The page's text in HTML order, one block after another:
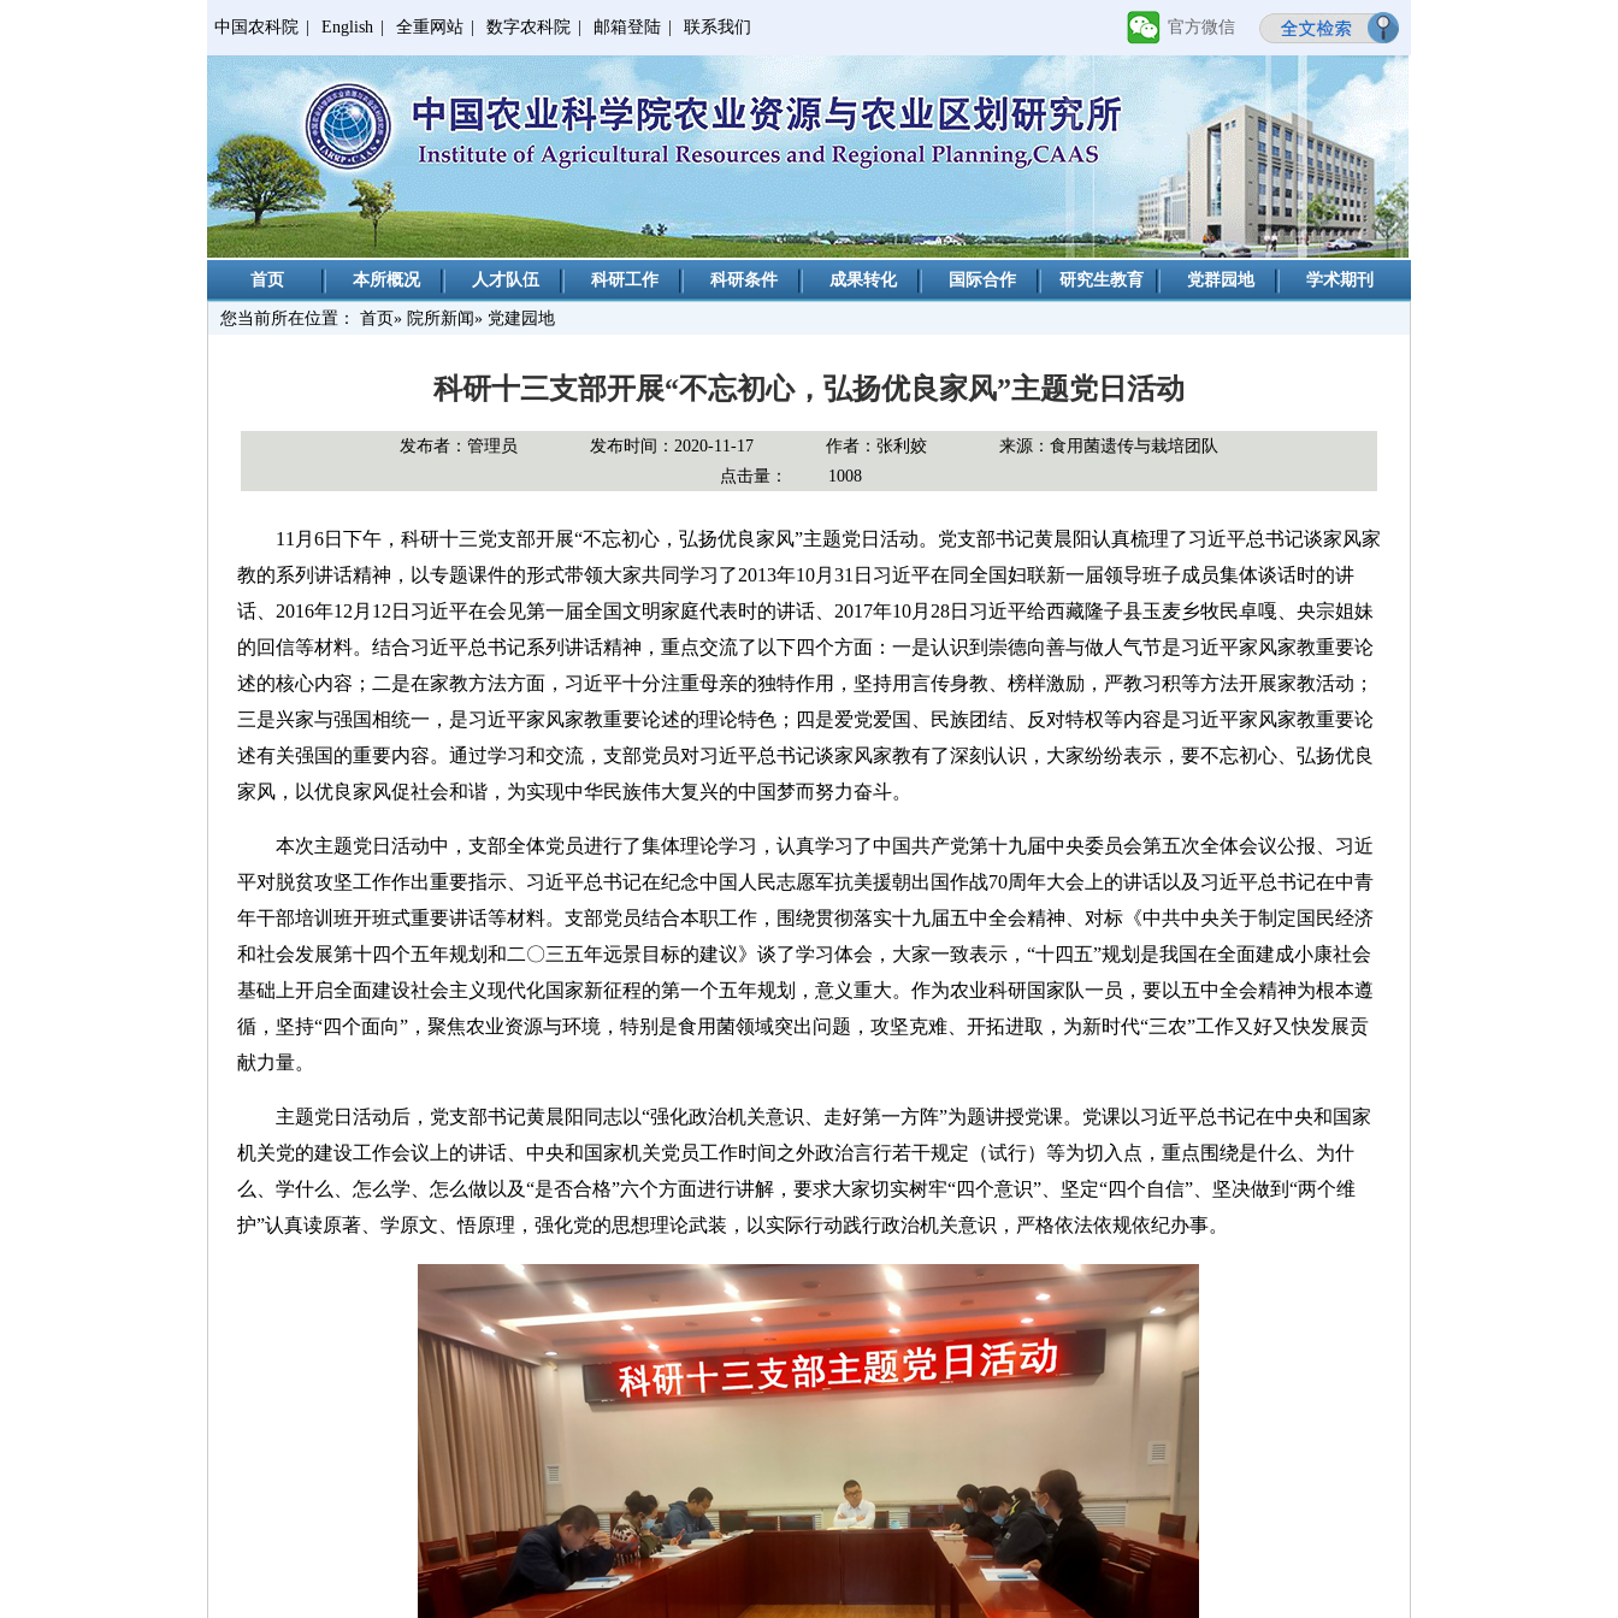
中国农科院 English 全重网站 数字农科院 邮箱登陆 联系我们 官方微信
首页 本所概况 人才队伍 科研工作 科研条件 成果转化 国际合作 研究生教育 党群园地 学术期刊
您当前所在位置： 首页» 院所新闻» 党建园地
科研十三支部开展“不忘初心，弘扬优良家风”主题党日活动
发布者：管理员 发布时间：2020-11-17 作者：张利姣
来源：食用菌遗传与栽培团队
点击量：
1008
11月6日下午，科研十三党支部开展“不忘初心，弘扬优良家风”主题党日活动。党支部书记黄晨阳认真梳理了习近平总书记谈家风家
教的系列讲话精神，以专题课件的形式带领大家共同学习了2013年10月31日习近平在同全国妇联新一届领导班子成员集体谈话时的讲
话、2016年12月12日习近平在会见第一届全国文明家庭代表时的讲话、2017年10月28日习近平给西藏隆子县玉麦乡牧民卓嘎、央宗姐妹
的回信等材料。结合习近平总书记系列讲话精神，重点交流了以下四个方面：一是认识到崇德向善与做人气节是习近平家风家教重要论
述的核心内容；二是在家教方法方面，习近平十分注重母亲的独特作用，坚持用言传身教、榜样激励，严教习积等方法开展家教活动；
三是兴家与强国相统一，是习近平家风家教重要论述的理论特色；四是爱党爱国、民族团结、反对特权等内容是习近平家风家教重要论
述有关强国的重要内容。通过学习和交流，支部党员对习近平总书记谈家风家教有了深刻认识，大家纷纷表示，要不忘初心、弘扬优良
家风，以优良家风促社会和谐， 为实现中华民族伟大复兴的中国梦而努力奋斗。
本次主题党日活动中，支部全体党员进行了集体理论学习，认真学习了中国共产党第十九届中央委员会第五次全体会议公报、习近
平对脱贫攻坚工作作出重要指示、习近平总书记在纪念中国人民志愿军抗美援朝出国作战70周年大会上的讲话以及习近平总书记在中青
年干部培训班开班式重要讲话等材料。支部党员结合本职工作，围绕贯彻落实十九届五中全会精神、对标《中共中央关于制定国民经济
和社会发展第十四个五年规划和二〇三五年远景目标的建议》谈了学习体会，大家一致表示，“十四五”规划是我国在全面建成小康社会
基础上开启全面建设社会主义现代化国家新征程的第一个五年规划，意义重大。作为农业科研国家队一员，要以五中全会精神为根本遵
循，坚持“四个面向”，聚焦农业资源与环境，特别是食用菌领域突出问题，攻坚克难、开拓进取，为新时代“三农”工作又好又快发展贡
献力量。
主题党日活动后，党支部书记黄晨阳同志以“强化政治机关意识、走好第一方阵”为题讲授党课。党课以习近平总书记在中央和国家
机关党的建设工作会议上的讲话、中央和国家机关党员工作时间之外政治言行若干规定（试行）等为切入点，重点围绕是什么、为什
么、学什么、怎么学、怎么做以及“是否合格”六个方面进行讲解，要求大家切实树牢“四个意识”、坚定“四个自信”、坚决做到“两个维
护”认真读原著、学原文、悟原理，强化党的思想理论武装，以实际行动践行政治机关意识，严格依法依规依纪办事。